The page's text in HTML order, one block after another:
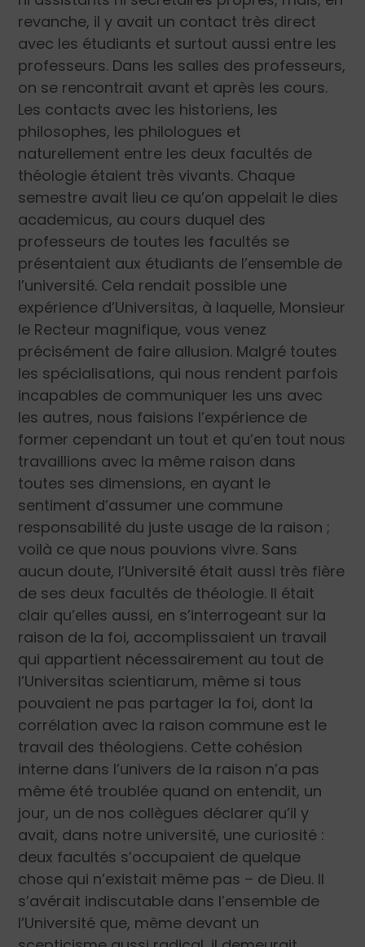
revanche, il y avait un contact très direct
avec les étudiants et surtout aussi entre les
professeurs. Dans les salles des professeurs,
on se rencontrait avant et après les cours.
Les contacts avec les historiens, les
philosophes, les philologues et
naturellement entre les deux facultés de
théologie étaient très vivants. Chaque
semestre avait lieu ce qu’on appelait le dies
academicus, au cours duquel des
professeurs de toutes les facultés se
présentaient aux étudiants de l’ensemble de
l’université. Cela rendait possible une
expérience d’Universitas, à laquelle, Monsieur
le Recteur magnifique, vous venez
précisément de faire allusion. Malgré toutes
les spécialisations, qui nous rendent parfois
incapables de communiquer les uns avec
les autres, nous faisions l’expérience de
former cependant un tout et qu’en tout nous
travaillions avec la même raison dans
toutes ses dimensions, en ayant le
sentiment d’assumer une commune
responsabilité du juste usage de la raison ;
voilà ce que nous pouvions vivre. Sans
aucun doute, l’Université était aussi très fière
de ses deux facultés de théologie. Il était
clair qu’elles aussi, en s’interrogeant sur la
raison de la foi, accomplissaient un travail
qui appartient nécessairement au tout de
l’Universitas scientiarum, même si tous
pouvaient ne pas partager la foi, dont la
corrélation avec la raison commune est le
travail des théologiens. Cette cohésion
interne dans l’univers de la raison n’a pas
même été troublée quand on entendit, un
jour, un de nos collègues déclarer qu’il y
avait, dans notre université, une curiosité :
deux facultés s’occupaient de quelque
chose qui n’existait même pas – de Dieu. Il
s’avérait indiscutable dans l’ensemble de
l’Université que, même devant un